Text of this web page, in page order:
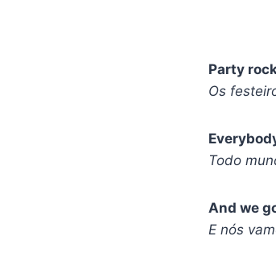
Party
Os
Todo
And we
E nós